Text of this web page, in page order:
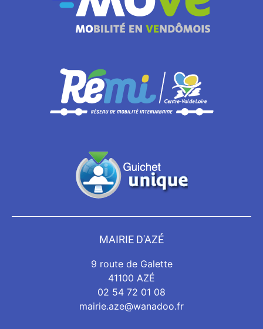
MAIRIE D'AZÉ
9 route de Galette
41100 AZÉ
02 54 72 01 08
mairie.aze@wanadoo.fr